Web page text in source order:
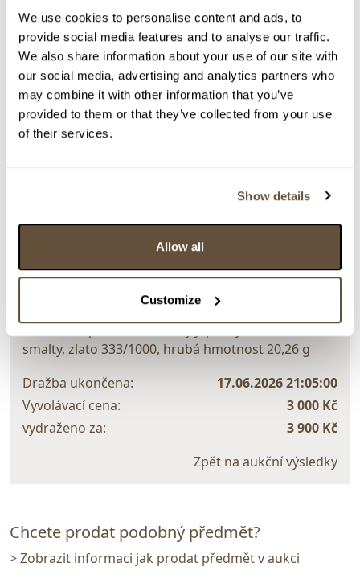
We use cookies to personalise content and ads, to
provide social media features and to analyse our traffic.
We also share information about your use of our site with
our social media, advertising and analytics partners who
may combine it with other information that you’ve
provided to them or that they’ve collected from your use
of their services.
Show details
Allow all
Customize
Detail položky
VYDRAŽENO ZLATO
158933. Tříplášťové hodinky jeptišky zdobené
smalty, zlato 333/1000, hrubá hmotnost 20,26 g
Dražba ukončena:
17.06.2026 21:05:00
Vyvolávací cena:
3 000 Kč
vydraženo za:
3 900 Kč
Zpět na aukční výsledky
Chcete prodat podobný předmět?
> Zobrazit informaci jak prodat předmět v aukci